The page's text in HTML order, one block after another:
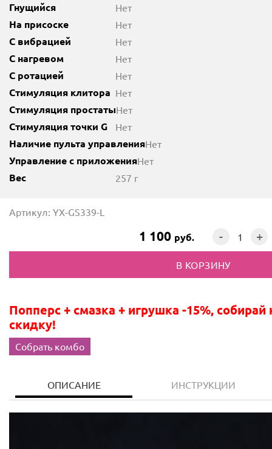
Гнущийся Нет
На присоске Нет
С вибрацией Нет
С нагревом Нет
С ротацией Нет
Стимуляция клитора Нет
Стимуляция простатыНет
Стимуляция точки G Нет
Наличие пульта управленияНет
Управление с приложенияНет
Вес 257 г
Артикул: YX-GS339-L
1 100 руб. - +
Попперс + смазка + игрушка -15%, собирай
скидку!
Собрать комбо
ОПИСАНИЕ ИНСТРУКЦИИ